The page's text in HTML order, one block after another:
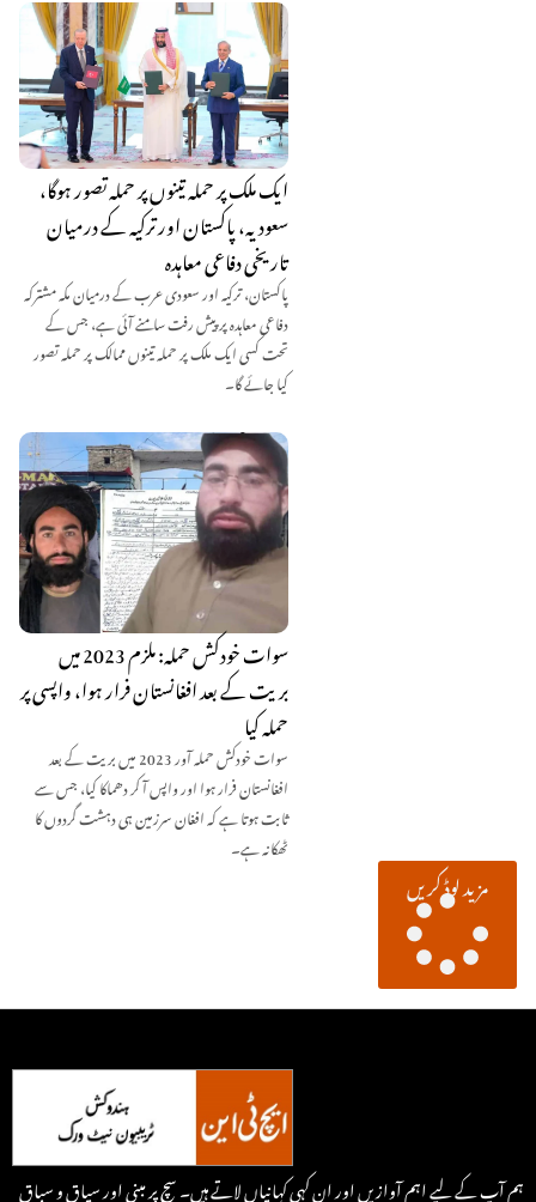
ایک ملک پر حملہ تینوں پر حملہ تصور ہوگا،
سعودیہ، پاکستان اور ترکیہ کے درمیان
تاریخی دفاعی معاہدہ
پاکستان، ترکیہ اور سعودی عرب کے درمیان مکہ مشترکہ
دفاعی معاہدہ پر پیش رفت سامنے آئی ہے، جس کے
تحت کسی ایک ملک پر حملہ تینوں ممالک پر حملہ تصور
کیا جائے گا۔
سوات خودکش حملہ: ملزم 2023 میں
بریت کے بعد افغانستان فرار ہوا، واپسی پر
حملہ کیا
سوات خودکش حملہ آور 2023 میں بریت کے بعد
افغانستان فرار ہوا اور واپس آ کر دھماکا کیا، جس سے
ثابت ہوتا ہے کہ افغان سرزمین ہی دہشت گردوں کا
ٹھکانہ ہے۔
مزید لوڈ کریں
ہم آپ کے لیے اہم آوازیں اور ان کہی کہانیاں لاتے ہیں۔ سچ پر مبنی اور سیاق و سباق